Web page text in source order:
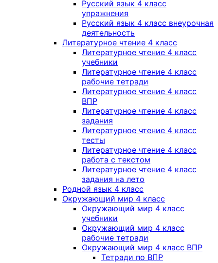
Русский язык 4 класс
упражнения
Русский язык 4 класс внеурочная
деятельность
Литературное чтение 4 класс
Литературное чтение 4 класс
учебники
Литературное чтение 4 класс
рабочие тетради
Литературное чтение 4 класс
ВПР
Литературное чтение 4 класс
задания
Литературное чтение 4 класс
тесты
Литературное чтение 4 класс
работа с текстом
Литературное чтение 4 класс
задания на лето
Родной язык 4 класс
Окружающий мир 4 класс
Окружающий мир 4 класс
учебники
Окружающий мир 4 класс
рабочие тетради
Окружающий мир 4 класс ВПР
Тетради по ВПР